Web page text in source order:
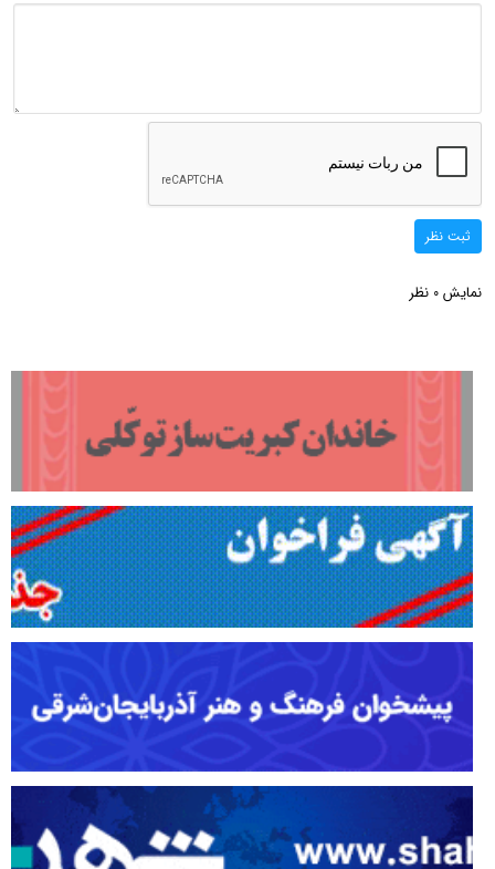
ثبت نظر
نمایش 0 نظر